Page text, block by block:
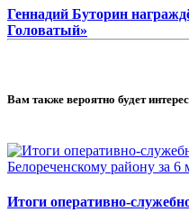
Геннадий Буторин
Головатый»
Вам также вероятно будет
Итоги оперативно-